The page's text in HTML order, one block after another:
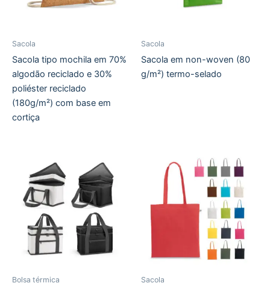
Sacola
Sacola tipo mochila em 70%
algodão reciclado e 30%
poliéster reciclado
(180g/m²) com base em
cortiça
Sacola
Sacola em non-woven (80
g/m²) termo-selado
Bolsa térmica Sacola